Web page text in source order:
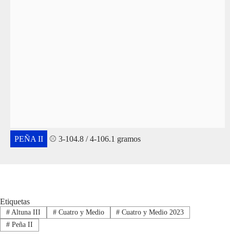
PEÑA II ⚾ 3-104.8 / 4-106.1 gramos
Etiquetas
#Altuna III #Cuatro y Medio # Cuatro y Medio 2023
#Peña II